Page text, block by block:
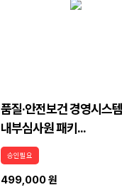
품질·안전보건 경영시스템
내부심사원 패키...
승인필요
499,000 원